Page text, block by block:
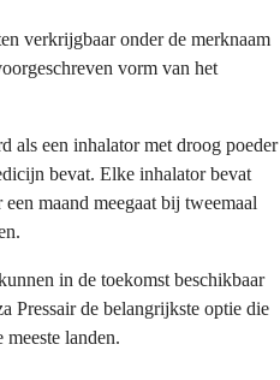
verkrijgbaar onder de merknaam
vorm van het
als een inhalator met droog poeder
bevat. Elke inhalator bevat
maand meegaat bij tweemaal
in de toekomst beschikbaar
Pressair de belangrijkste optie die
landen.